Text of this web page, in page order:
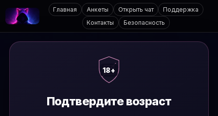
Главная Анкеты Открыть чат
Поддержка
Контакты
Безопасность
18+
Подтвердите возраст